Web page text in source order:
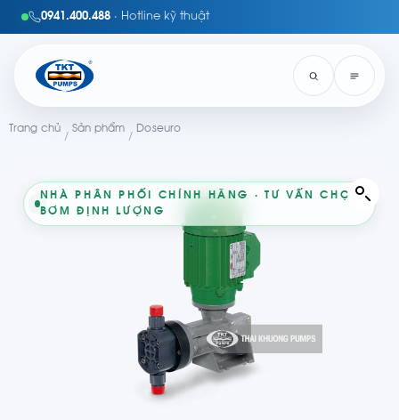
0941.400.488 · Hotline kỹ thuật
Trang chủ
/
Sản phẩm
/
Doseuro
NHÀ PHÂN PHỐI CHÍNH HÃNG · TƯ VẤN CHỌN
BƠM ĐỊNH LƯỢNG